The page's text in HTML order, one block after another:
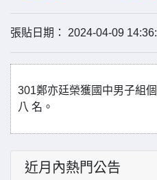
張貼日期： 2024-04-09
301鄭亦廷榮獲國中男子組
八 名。
近月內熱門公告